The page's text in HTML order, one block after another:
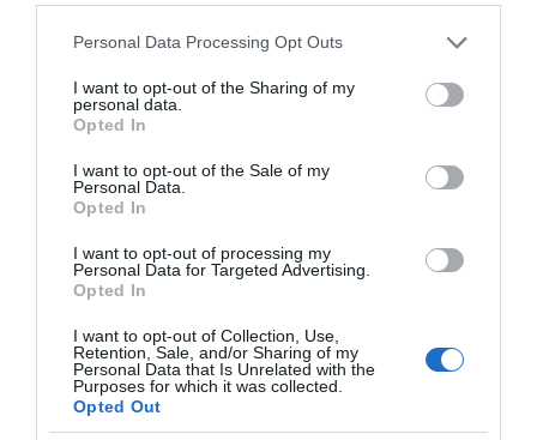
Please note that this website/app uses one or more Google
not limited to your visit or usage behaviour. You may click to
grant or deny consent to Google and its third-party tags to
use your data for below specified purposes in below Google
consent section.
Personal Data Processing Opt Outs
I want to opt-out of the Sharing of my
personal data.
Opted In
I want to opt-out of the Sale of my
Personal Data.
Opted In
I want to opt-out of processing my
Personal Data for Targeted Advertising.
Opted In
I want to opt-out of Collection, Use,
Retention, Sale, and/or Sharing of my
Personal Data that Is Unrelated with the
Purposes for which it was collected.
Opted Out
Η ΣΤΗΛΗ ΜΑΣ